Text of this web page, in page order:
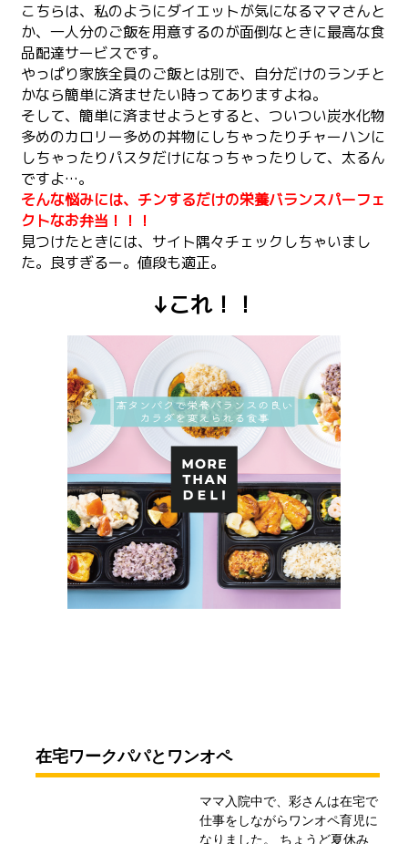
こちらは、私のようにダイエットが気になるママさんと
か、一人分のご飯を用意するのが面倒なときに最高な食
品配達サービスです。
やっぱり家族全員のご飯とは別で、自分だけのランチと
かなら簡単に済ませたい時ってありますよね。
そして、簡単に済ませようとすると、ついつい炭水化物
多めのカロリー多めの丼物にしちゃったりチャーハンに
しちゃったりパスタだけになっちゃったりして、太るん
ですよ…。
そんな悩みには、チンするだけの栄養バランスパーフェ
クトなお弁当！！！
見つけたときには、サイト隅々チェックしちゃいまし
た。良すぎるー。値段も適正。
↓これ！！